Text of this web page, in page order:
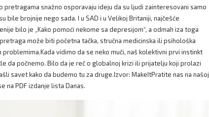
snažno osporavaju ideju da su ljudi zainteresovani samo
bile brojnije nego sada. I u SAD i u Velikoj Britaniji, najčešće
bilo je „Kako pomoći nekome sa depresijom“, a odmah iza toga
može biti početna tačka, stručna medicinska ili psihološka
vidimo da se neko muči, naš kolektivni prvi instinkt
da počnemo. Bilo da je reč o globalnoj krizi ili prijatelju koji prolazi
savet kako da budemo tu za druge.Izvor: MakeItPratite nas na našoj
na PDF izdanje lista Danas.